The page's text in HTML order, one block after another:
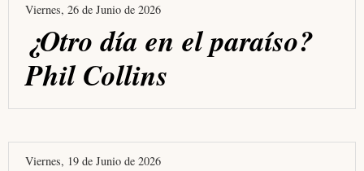
Viernes, 26 de Junio de 2026
¿Otro día en el paraíso?
Phil Collins
Viernes, 19 de Junio de 2026